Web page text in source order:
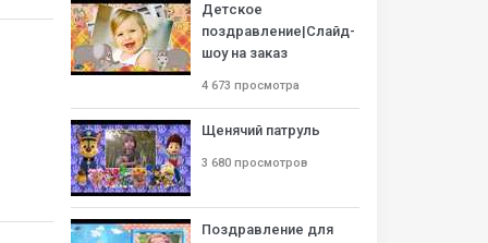
Детское
поздравление|Слайд-
шоу на заказ
4 673 просмотра
Щенячий патруль
3 680 просмотров
Поздравление для